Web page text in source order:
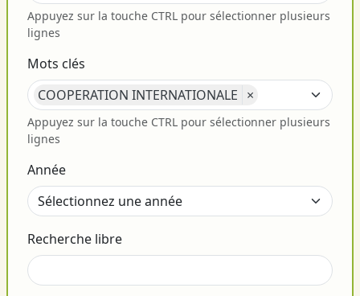
Appuyez sur la touche CTRL pour sélectionner plusieurs
lignes
Mots clés
COOPERATION INTERNATIONALE ×
Appuyez sur la touche CTRL pour sélectionner plusieurs
lignes
Année
Recherche libre